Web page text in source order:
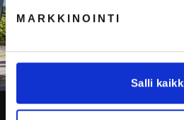
MARKKINOINTI
Salli
VASTUULLISUUS